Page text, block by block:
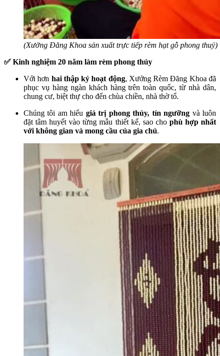
(Xưởng Đăng Khoa sản xuất trực tiếp rèm hạt gỗ phong thuỷ)
✅ Kinh nghiệm 20 năm làm rèm phong thủy
Với hơn hai thập kỷ hoạt động, Xưởng Rèm Đăng Khoa đã
phục vụ hàng ngàn khách hàng trên toàn quốc, từ nhà dân,
chung cư, biệt thự cho đến chùa chiền, nhà thờ tổ.
Chúng tôi am hiểu giá trị phong thủy, tín ngưỡng và luôn
đặt tâm huyết vào từng mẫu thiết kế, sao cho phù hợp nhất
với không gian và mong cầu của gia chủ.